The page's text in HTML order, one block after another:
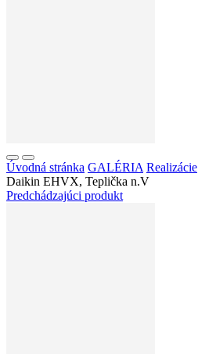
Úvodná stránka GALÉRIA Realizácie
Daikin EHVX, Teplička n.V
Predchádzajúci produkt